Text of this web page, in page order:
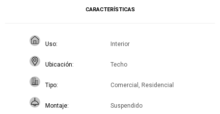
CARACTERÍSTICAS
Uso Interior
Ubicación Techo
Tipo Comercial, Residencial
Montaje Suspendido